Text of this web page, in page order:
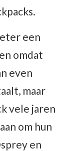
een
omdat
even
maar
vele jaren
om hun
en